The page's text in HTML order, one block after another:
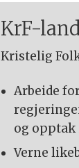
KrF-
Kristelig
Arbeide
og opptak
Verne